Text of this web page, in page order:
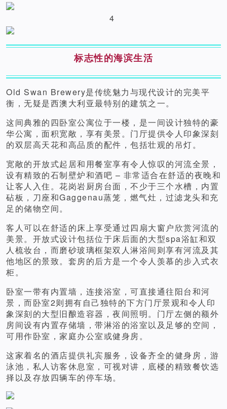
4
标志性的海滨生活
Old Swan Brewery是传统魅力与现代设计的完美平
衡，无疑是西澳大利亚最特别的建筑之一。
这间典雅的四卧室公寓位于一楼，是一间设计独特的豪
华公寓，面积宽敞，享有美景。门厅提供令人印象深刻
的双层高天花和高品质的配件，包括壮观的吊灯。
宽敞的开放式起居和用餐室享有令人惊叹的河流全景，
设有精致的石制壁炉和酒吧 – 非常适合在舒适的夜晚和
让客人入住。花岗岩厨房台面，不少于三个水槽，内置
砧板，刀座和Gaggenau蒸笼，燃气灶，过滤龙头和充
足的储物空间。
客人可以在舒适的床上享受通过四扇大窗户欣赏河流的
美景。开放式设计包括位于床后面的大型spa浴缸和双
人梳妆台，而磨砂玻璃框架双人淋浴间则享有河流及其
他地区的景致。套房的后方是一个令人羡慕的步入式衣
柜。
卧室一带有内置墙，连接浴室，可直接通往阳台和河
景，而卧室2则拥有自己独特的下方门厅景观和令人印
象深刻的大型旧酿造容器，夜间照明。门厅左侧的额外
房间设有内置存储墙，带淋浴的浴室以及足够的空间，
可用作卧室，家庭办公室或健身房。
这家着名的酒店提供礼宾服务，设备齐全的健身房，游
泳池，私人访客休息室，可视对讲，底楼的精致餐饮选
择以及存放四辆车的停车场。